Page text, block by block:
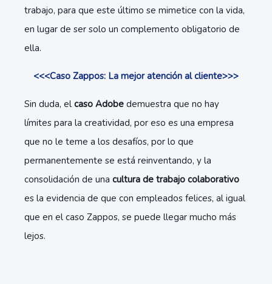
trabajo, para que este último se mimetice con la vida,
en lugar de ser solo un complemento obligatorio de
ella.
<<<Caso Zappos: La mejor atención al cliente>>>
Sin duda, el caso Adobe demuestra que no hay
límites para la creatividad, por eso es una empresa
que no le teme a los desafíos, por lo que
permanentemente se está reinventando, y la
consolidación de una cultura de trabajo colaborativo
es la evidencia de que con empleados felices, al igual
que en el caso Zappos, se puede llegar mucho más
lejos.